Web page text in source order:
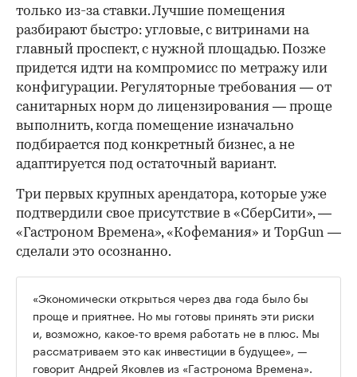
только из-за ставки. Лучшие помещения
разбирают быстро: угловые, с витринами на
главный проспект, с нужной площадью. Позже
придется идти на компромисс по метражу или
конфигурации. Регуляторные требования — от
санитарных норм до лицензирования — проще
выполнить, когда помещение изначально
подбирается под конкретный бизнес, а не
адаптируется под остаточный вариант.
Три первых крупных арендатора, которые уже
подтвердили свое присутствие в «СберСити», —
«Гастроном Времена», «Кофемания» и TopGun —
сделали это осознанно.
«Экономически открыться через два года было бы
проще и приятнее. Но мы готовы принять эти риски
и, возможно, какое-то время работать не в плюс. Мы
рассматриваем это как инвестиции в будущее», —
говорит Андрей Яковлев из «Гастронома Времена».